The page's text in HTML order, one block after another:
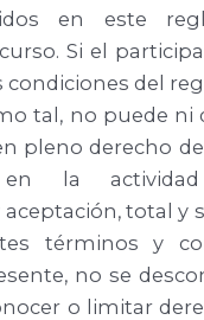
en este
Si el
condiciones del
tal, no puede ni
pleno derecho
en la
total y
términos y
no se
o limitar